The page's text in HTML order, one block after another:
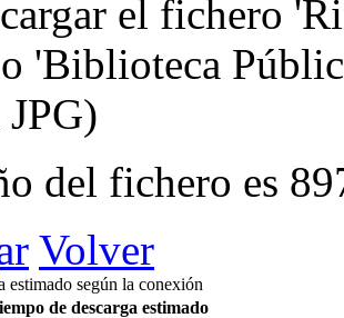
el fichero
'Biblioteca
del fichero es
Volver
estimado según la conexión
de descarga estimado